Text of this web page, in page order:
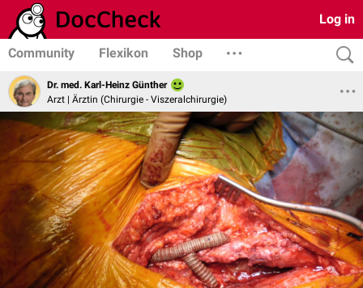
Log in
Community Flexikon Shop
Dr. med. Karl-Heinz Günther
Arzt | Ärztin (Chirurgie - Viszeralchirurgie)